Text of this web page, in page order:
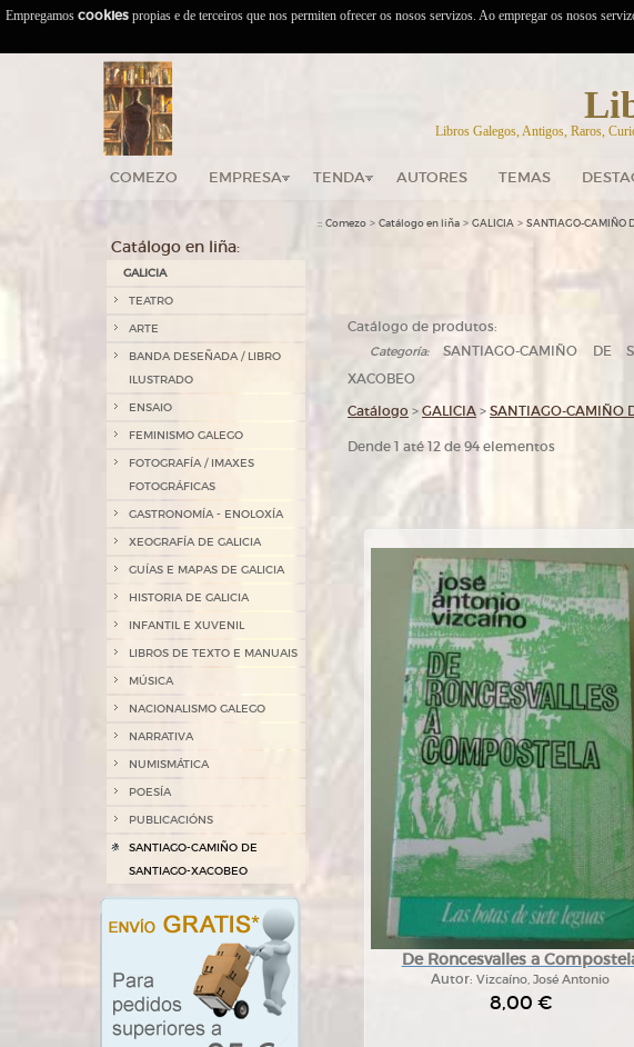
Libros Galegos, Antigos, Raros,
COMEZO EMPRESA TENDA AUTORES TEMAS
Catálogo en liña:
GALICIA
TEATRO
ARTE
BANDA DESEÑADA / LIBRO
ILUSTRADO
ENSAIO
FEMINISMO GALEGO
FOTOGRAFÍA / IMAXES
FOTOGRÁFICAS
GASTRONOMÍA - ENOLOXÍA
XEOGRAFÍA DE GALICIA
GUÍAS E MAPAS DE GALICIA
HISTORIA DE GALICIA
INFANTIL E XUVENIL
LIBROS DE TEXTO E MANUAIS
MÚSICA
NACIONALISMO GALEGO
NARRATIVA
NUMISMÁTICA
POESÍA
PUBLICACIÓNS
SANTIAGO-CAMIÑO DE
SANTIAGO-XACOBEO
:: Comezo > Catálogo en liña > GALICIA > SANTIAGO-CAMIÑO
Catálogo de produtos:
Categoría:SANTIAGO-CAMIÑO DE
XACOBEO
Catálogo > GALICIA > SANTIAGO-CAMIÑO
Dende 1 até 12 de 94 elementos
De Roncesvalles a
Autor:Vizcaíno, José Antonio
8,00 €
Empregamos cookies propias e de terceiros que nos permiten ofrecer os nosos servizos. Ao empregar os nosos